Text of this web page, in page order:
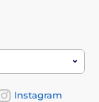
Instagram